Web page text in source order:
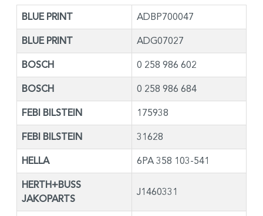
BLUE PRINT ADBP700047
BLUE PRINT ADG07027
BOSCH 0 258 986 602
BOSCH 0 258 986 684
FEBI BILSTEIN 175938
FEBI BILSTEIN 31628
HELLA 6PA 358 103-541
HERTH+BUSS
JAKOPARTS
J1460331